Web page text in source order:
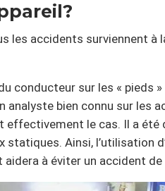
les accidents surviennent à
conducteur sur les « pieds
analyste bien connu sur les
effectivement le cas. Il a été
statiques. Ainsi, l’utilisation
à éviter un accident